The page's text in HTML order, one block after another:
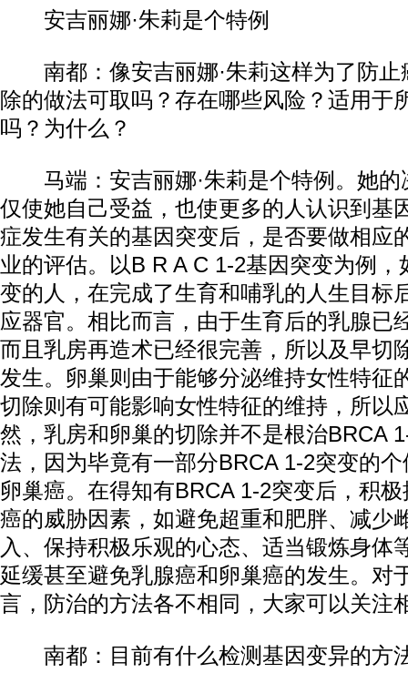
安吉丽娜·朱莉是个特例
南都：像安吉丽娜·朱莉这样为了防止
除的做法可取吗？存在哪些风险？适用于
吗？为什么？
马端：安吉丽娜·朱莉是个特例。她的
仅使她自己受益，也使更多的人认识到基
症发生有关的基因突变后，是否要做相应
业的评估。以B R A C 1-2基因突变为例，
变的人，在完成了生育和哺乳的人生目标
应器官。相比而言，由于生育后的乳腺已
而且乳房再造术已经很完善，所以及早切
发生。卵巢则由于能够分泌维持女性特征
切除则有可能影响女性特征的维持，所以
然，乳房和卵巢的切除并不是根治BRCA
法，因为毕竟有一部分BRCA 1-2突变的
卵巢癌。在得知有BRCA 1-2突变后，积
癌的威胁因素，如避免超重和肥胖、减少
入、保持积极乐观的心态、适当锻炼身体
延缓甚至避免乳腺癌和卵巢癌的发生。对
言，防治的方法各不相同，大家可以关注
南都：目前有什么检测基因变异的方